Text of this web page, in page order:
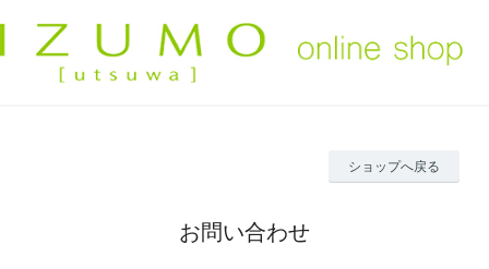
ショップへ戻る
お問い合わせ